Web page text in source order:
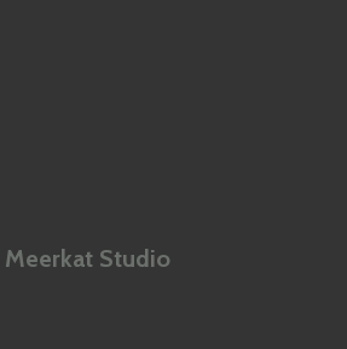
Meerkat Studio